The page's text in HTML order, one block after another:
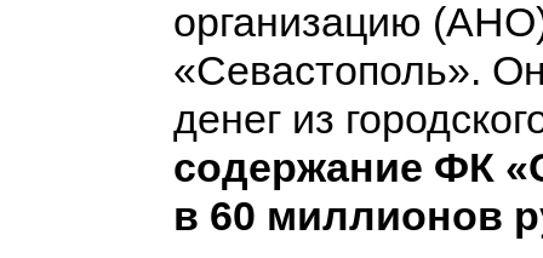
организацию
«Севастополь».
денег из
содержание ФК
в 60 миллионов